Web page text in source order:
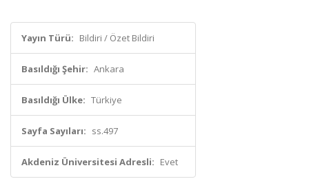
Yayın Türü: Bildiri / Özet Bildiri
Basıldığı Şehir: Ankara
Basıldığı Ülke: Türkiye
Sayfa Sayıları: ss.497
Akdeniz Üniversitesi Adresli: Evet